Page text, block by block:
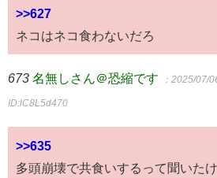
>>627
ネコはネコ食わないだろ
673 名無しさん＠恐縮です ：2025/07/
ID:lC8L5d470
>>635
多頭崩壊で共食いするって聞いた